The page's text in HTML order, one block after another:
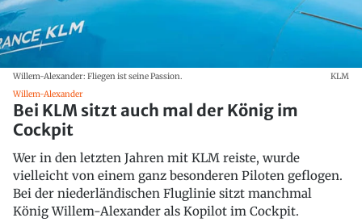
Willem-Alexander: Fliegen ist seine Passion.
KLM
Willem-Alexander
Bei KLM sitzt auch mal der König im
Cockpit
Wer in den letzten Jahren mit KLM reiste, wurde
vielleicht von einem ganz besonderen Piloten geflogen.
Bei der niederländischen Fluglinie sitzt manchmal
König Willem-Alexander als Kopilot im Cockpit.